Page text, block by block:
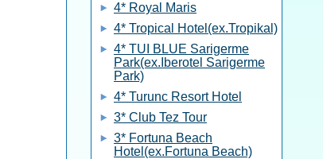
4* Royal Maris
4* Tropical Hotel(ex.Tropikal)
4* TUI BLUE Sarigerme
Park(ex.Iberotel Sarigerme
Park)
4* Turunc Resort Hotel
3* Club Tez Tour
3* Fortuna Beach
Hotel(ex.Fortuna Beach)